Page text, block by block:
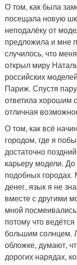
О том, как была
посещала новую
неподалёку от
предложила и мне
случилось, что
открыл миру
российских
Париж. Спустя
ответила хорошим
отличная
О том, как всё
городом, где я
достаточно
карьеру модели.
подобных
денег, язык я не
вместе с другими
мной
потому что
большим солнцем.
обложке, думают,
дорогих нарядах,